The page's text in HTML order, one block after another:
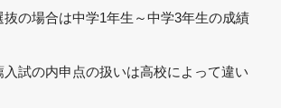
の場合は中学1年生～中学3年生の成績
試の内申点の扱いは高校によって違い